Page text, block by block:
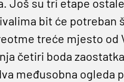
Još su tri etape
bit će potreban
treće mjesto od
četiri boda
međusobna ogleda